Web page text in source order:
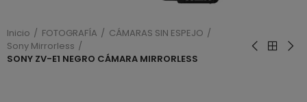
Inicio FOTOGRAFÍA
CÁMARAS SIN ESPEJO
Sony Mirrorless
SONY ZV-E1 NEGRO CÁMARA MIRRORLESS